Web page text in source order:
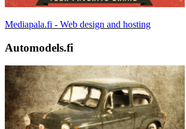
Mediapala.fi - Web design and hosting
Automodels.fi